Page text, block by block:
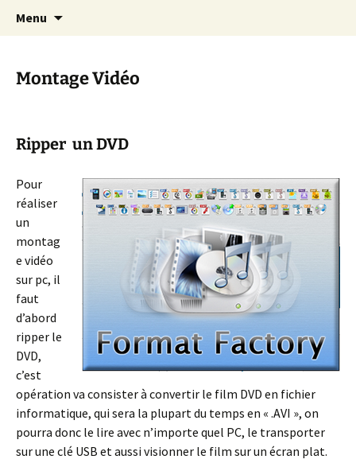
Christian Pc
Cours Dépannages informatique
Interventions rapides création de sites
Menu
Montage Vidéo
Ripper un DVD
Pour
réaliser
un
montag
e vidéo
sur pc, il
faut
d’abord
ripper le
DVD,
c’est
opération va consister à convertir le film DVD en fichier
informatique, qui sera la plupart du temps en « .AVI », on
pourra donc le lire avec n’importe quel PC, le transporter
sur une clé USB et aussi visionner le film sur un écran plat.